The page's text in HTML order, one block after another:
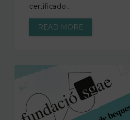
certificado…
READ MORE